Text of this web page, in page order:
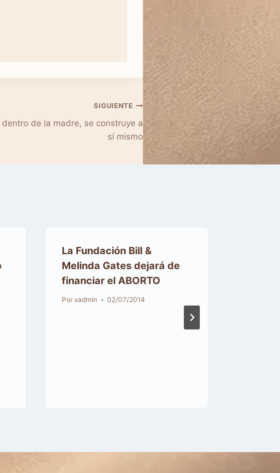
SIGUIENTE
dentro de la madre, se construye a
sí mismo
La Fundación Bill &
Melinda Gates dejará de
financiar el ABORTO
Por xadmin 02/07/2014